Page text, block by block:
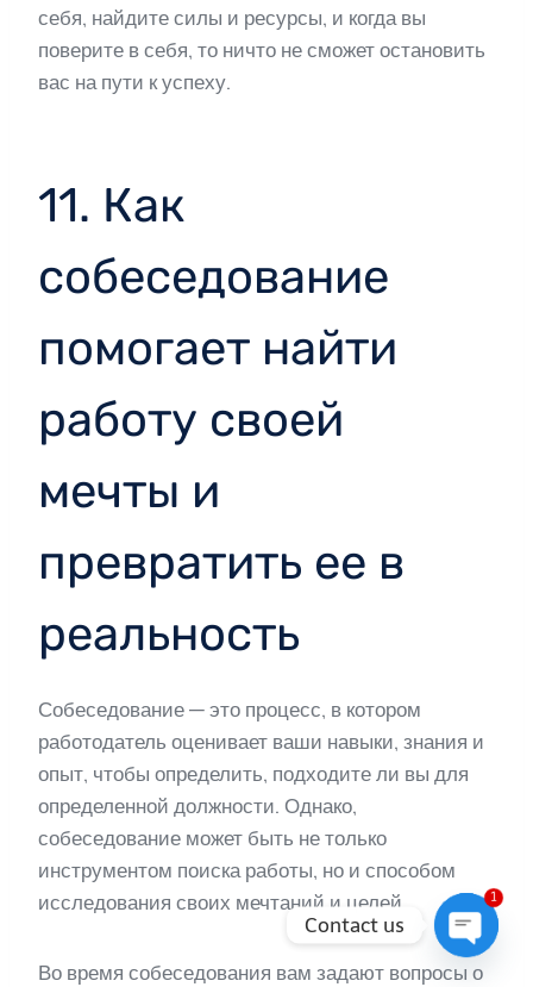
себя, найдите силы и ресурсы, и когда вы
поверите в себя, то ничто не сможет остановить
вас на пути к успеху.
11. Как
собеседование
помогает найти
работу своей
мечты и
превратить ее в
реальность
Собеседование — это процесс, в котором
работодатель оценивает ваши навыки, знания и
опыт, чтобы определить, подходите ли вы для
определенной должности. Однако,
собеседование может быть не только
инструментом поиска работы, но и способом
исследования своих мечтаний и целей.
Во время собеседования вам задают вопросы о
Contact us
Open
1